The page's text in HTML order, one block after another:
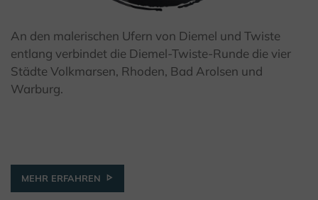
© Teutoburger Wald Tourismus / A. Röser
An den malerischen Ufern von Diemel und Twiste
entlang verbindet die Diemel-Twiste-Runde die vier
Städte Volkmarsen, Rhoden, Bad Arolsen und
Warburg.
MEHR ERFAHREN